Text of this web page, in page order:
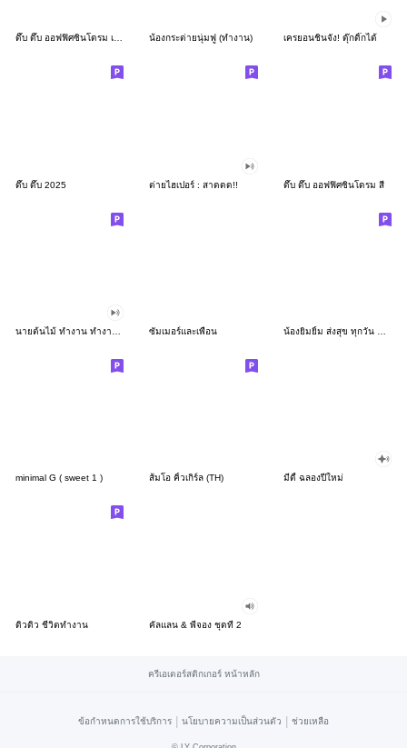
ดึ๊บ ดึ๊บ ออฟฟิศซินโดรม เก้า น้องกระต่ายนุ่มฟู (ทำงาน) เครยอนชินจัง! ดุ๊กดิ๊กได้
ดึ๊บ ดึ๊บ 2025 ต่ายไฮเปอร์ : สาดดด!! ดึ๊บ ดึ๊บ ออฟฟิศซินโดรม สี่
ซัมเมอร์และเพื่อน
minimal G ( sweet 1 ) ส้มโอ คิ้วเกิร์ล (TH) มีดี้ ฉลองปีใหม่
ดิวดิว ชีวิตทำงาน คัลแลน & พี่จอง ชุดที่ 2
ครีเอเตอร์สติกเกอร์ หน้าหลัก
ข้อกำหนดการใช้บริการ | นโยบายความเป็นส่วนตัว | ช่วยเหลือ